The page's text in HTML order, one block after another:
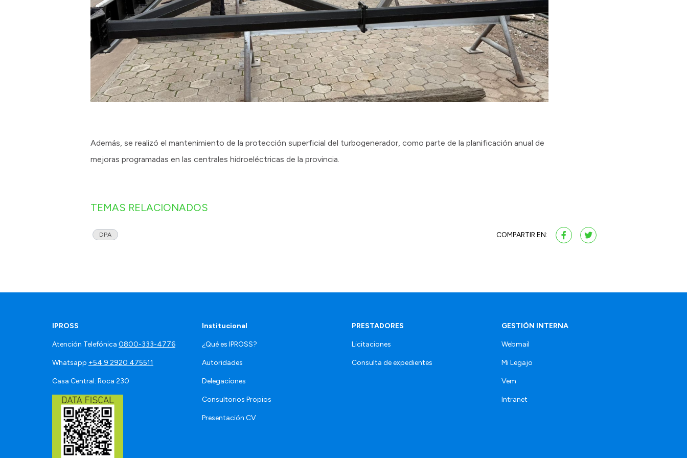
Además, se realizó el mantenimiento de la protección superficial del turbogenerador, como parte de la planificación anual de
mejoras programadas en las centrales hidroeléctricas de la provincia.
TEMAS RELACIONADOS
DPA COMPARTIR EN:
IPROSS
Atención Telefónica 0800-333-4776
Whatsapp +54 9 2920 475511
Casa Central: Roca 230
Institucional
¿Qué es IPROSS?
Autoridades
Delegaciones
Consultorios Propios
Presentación CV
PRESTADORES
Licitaciones
Consulta de expedientes
GESTIÓN INTERNA
Webmail
Mi Legajo
Vem
Intranet